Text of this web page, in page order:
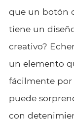
que un botón
tiene un
creativo?
un elemento
fácilmente por
puede
con